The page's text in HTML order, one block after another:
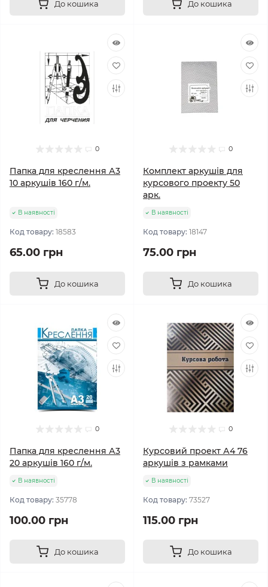
До кошика До кошика
0
Папка для креслення А3
10 аркушів 160 г/м.
В наявності
Код товару: 18583
65.00 грн
До кошика
0
Комплект аркушів для
курсового проекту 50
арк.
В наявності
Код товару: 18147
75.00 грн
До кошика
0
Папка для креслення А3
20 аркушів 160 г/м.
В наявності
Код товару: 35778
100.00 грн
До кошика
0
Курсовий проект А4 76
аркушів з рамками
В наявності
Код товару: 73527
115.00 грн
До кошика